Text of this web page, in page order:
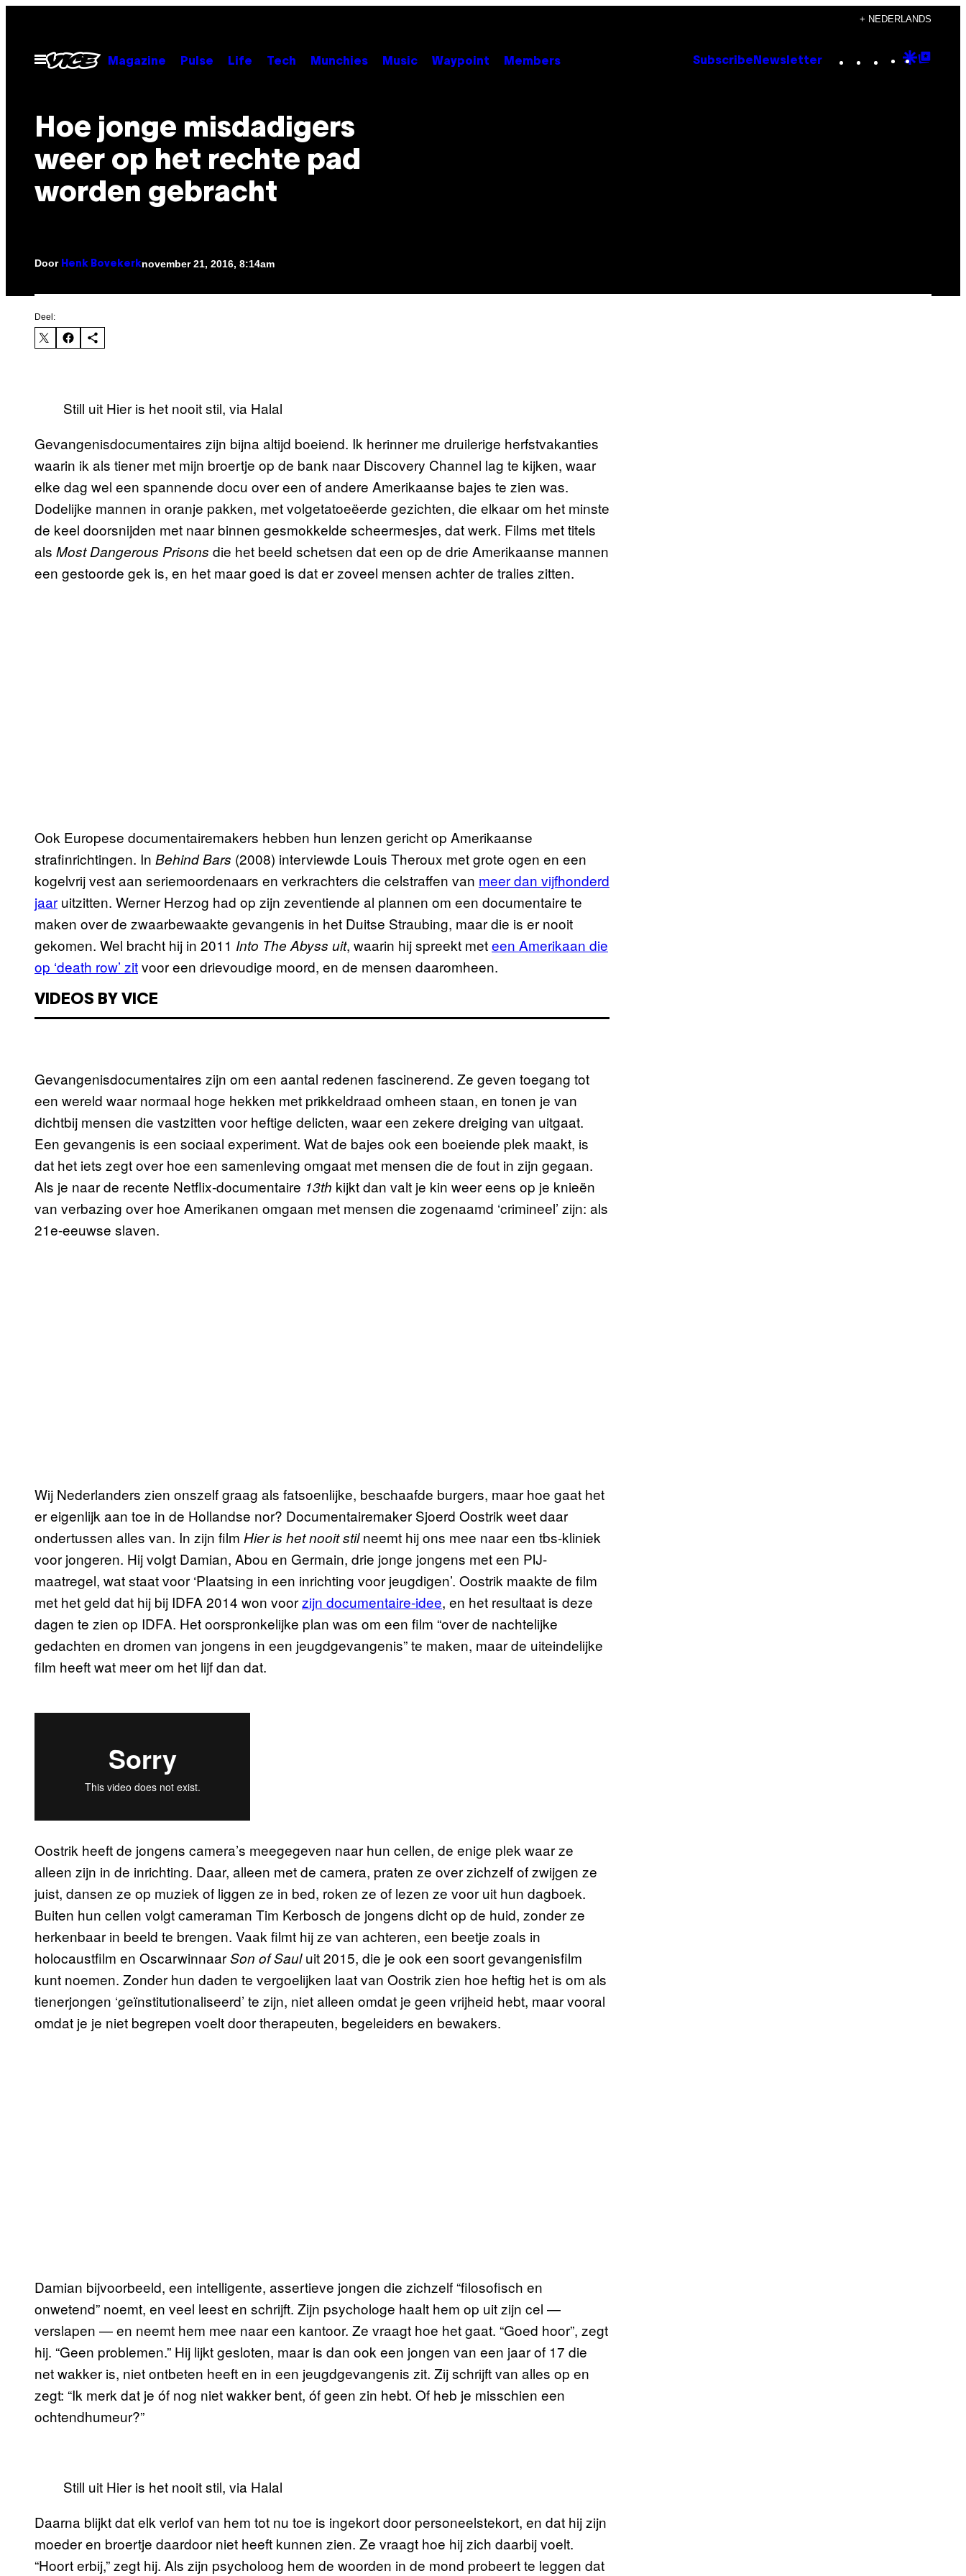
+ NEDERLANDS
Open
menu
Magazine Pulse Life Tech Munchies Music Waypoint Members Subscribe Newsletter Instagram
TikTok
YouTube
Google
Hoe jonge misdadigers
weer op het rechte pad
worden gebracht
Door Henk Bovekerknovember 21, 2016, 8:14am
Deel:
Still uit Hier is het nooit stil, via Halal
Gevangenisdocumentaires zijn bijna altijd boeiend. Ik herinner me druilerige herfstvakanties
waarin ik als tiener met mijn broertje op de bank naar Discovery Channel lag te kijken, waar
elke dag wel een spannende docu over een of andere Amerikaanse bajes te zien was.
Dodelijke mannen in oranje pakken, met volgetatoeëerde gezichten, die elkaar om het minste
de keel doorsnijden met naar binnen gesmokkelde scheermesjes, dat werk. Films met titels
als Most Dangerous Prisons die het beeld schetsen dat een op de drie Amerikaanse mannen
een gestoorde gek is, en het maar goed is dat er zoveel mensen achter de tralies zitten.
Ook Europese documentairemakers hebben hun lenzen gericht op Amerikaanse
strafinrichtingen. In Behind Bars (2008) interviewde Louis Theroux met grote ogen en een
kogelvrij vest aan seriemoordenaars en verkrachters die celstraffen van meer dan vijfhonderd
jaar uitzitten. Werner Herzog had op zijn zeventiende al plannen om een documentaire te
maken over de zwaarbewaakte gevangenis in het Duitse Straubing, maar die is er nooit
gekomen. Wel bracht hij in 2011 Into The Abyss uit, waarin hij spreekt meteen Amerikaan die
op ‘death row’ zitvoor een drievoudige moord, en de mensen daaromheen.
VIDEOS BY VICE
Gevangenisdocumentaires zijn om een aantal redenen fascinerend. Ze geven toegang tot
een wereld waar normaal hoge hekken met prikkeldraad omheen staan, en tonen je van
dichtbij mensen die vastzitten voor heftige delicten, waar een zekere dreiging van uitgaat.
Een gevangenis is een sociaal experiment. Wat de bajes ook een boeiende plek maakt, is
dat het iets zegt over hoe een samenleving omgaat met mensen die de fout in zijn gegaan.
Als je naar de recente Netflix-documentaire 13th kijkt dan valt je kin weer eens op je knieën
van verbazing over hoe Amerikanen omgaan met mensen die zogenaamd ‘crimineel’ zijn: als
21e-eeuwse slaven.
Wij Nederlanders zien onszelf graag als fatsoenlijke, beschaafde burgers, maar hoe gaat het
er eigenlijk aan toe in de Hollandse nor? Documentairemaker Sjoerd Oostrik weet daar
ondertussen alles van. In zijn film Hier is het nooit stilneemt hij ons mee naar een tbs-kliniek
voor jongeren. Hij volgt Damian, Abou en Germain, drie jonge jongens met een PIJ-
maatregel, wat staat voor ‘Plaatsing in een inrichting voor jeugdigen’. Oostrik maakte de film
met het geld dat hij bij IDFA 2014 won voorzijn documentaire-idee, en het resultaat is deze
dagen te zien op IDFA. Het oorspronkelijke plan was om een film “over de nachtelijke
gedachten en dromen van jongens in een jeugdgevangenis” te maken, maar de uiteindelijke
film heeft wat meer om het lijf dan dat.
Oostrik heeft de jongens camera’s meegegeven naar hun cellen, de enige plek waar ze
alleen zijn in de inrichting. Daar, alleen met de camera, praten ze over zichzelf of zwijgen ze
juist, dansen ze op muziek of liggen ze in bed, roken ze of lezen ze voor uit hun dagboek.
Buiten hun cellen volgt cameraman Tim Kerbosch de jongens dicht op de huid, zonder ze
herkenbaar in beeld te brengen. Vaak filmt hij ze van achteren, een beetje zoals in
holocaustfilm en OscarwinnaarSon of Sauluit 2015, die je ook een soort gevangenisfilm
kunt noemen. Zonder hun daden te vergoelijken laat van Oostrik zien hoe heftig het is om als
tienerjongen ‘geïnstitutionaliseerd’ te zijn, niet alleen omdat je geen vrijheid hebt, maar vooral
omdat je je niet begrepen voelt door therapeuten, begeleiders en bewakers.
Damian bijvoorbeeld, een intelligente, assertieve jongen die zichzelf “filosofisch en
onwetend” noemt, en veel leest en schrijft. Zijn psychologe haalt hem op uit zijn cel —
verslapen — en neemt hem mee naar een kantoor. Ze vraagt hoe het gaat. “Goed hoor”, zegt
hij. “Geen problemen.” Hij lijkt gesloten, maar is dan ook een jongen van een jaar of 17 die
net wakker is, niet ontbeten heeft en in een jeugdgevangenis zit. Zij schrijft van alles op en
zegt: “Ik merk dat je óf nog niet wakker bent, óf geen zin hebt. Of heb je misschien een
ochtendhumeur?”
Still uit Hier is het nooit stil, via Halal
Daarna blijkt dat elk verlof van hem tot nu toe is ingekort door personeelstekort, en dat hij zijn
moeder en broertje daardoor niet heeft kunnen zien. Ze vraagt hoe hij zich daarbij voelt.
“Hoort erbij,” zegt hij. Als zijn psycholoog hem de woorden in de mond probeert te leggen dat